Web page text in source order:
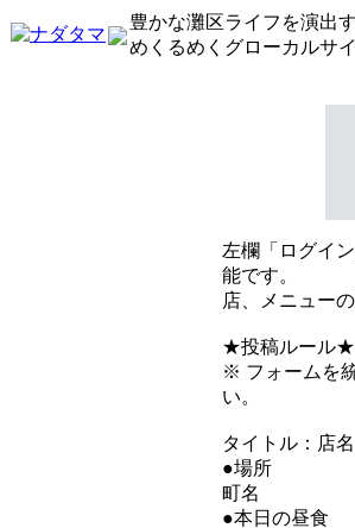
豊かな灘区ライフを演出
めくるめくグローカルサ
左欄「ログイ
能です。
店、メニュー
★投稿ルール★
※ フォームを
い。
タイトル：店
●場所
町名
●本日の昼食